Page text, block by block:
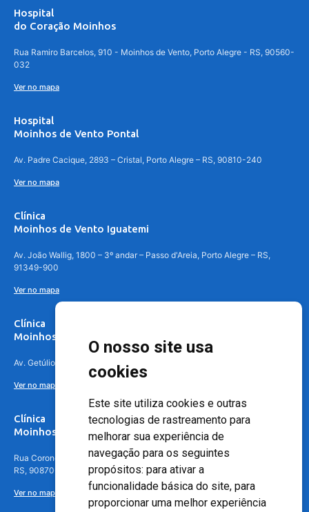
O nosso site usa
cookies
Este site utiliza cookies e outras
tecnologias de rastreamento para
melhorar sua experiência de
navegação para os seguintes
propósitos: para ativar a
funcionalidade básica do site, para
proporcionar uma melhor experiência
Hospital
do Coração Moinhos
Rua Ramiro Barcelos, 910 - Moinhos de Vento, Porto Alegre - RS, 90560-
032
Ver no mapa
Hospital
Moinhos de Vento Pontal
Av. Padre Cacique, 2893 – Cristal, Porto Alegre – RS, 90810-240
Ver no mapa
Clínica
Moinhos de Vento Iguatemi
Av. João Wallig, 1800 – 3º andar – Passo d'Areia, Porto Alegre – RS,
91349-900
Ver no mapa
Clínica
Moinhos de Vento Canoas
Av. Getúlio Vargas, 4841 – Centro, Canoas – RS, 92010-010
Ver no mapa
Clínica
Moinhos de Vento - Teresópolis
Rua Coronel Aparício Borges, 250 - 3º andar - Teresópolis, Porto Alegre -
RS, 90870-016
Ver no mapa